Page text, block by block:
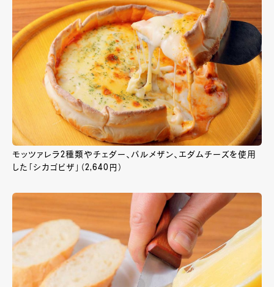
モッツァレラ2種類やチェダー、パルメザン、エダムチーズを使用
した「シカゴピザ」（2,640円）